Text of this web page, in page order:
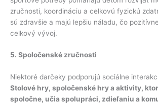
zručnosti, koordináciu a celkovú fyzickú
sú zdravšie a majú lepšiu náladu, čo
celkový vývoj.
5. Spoločenské zručnosti
Niektoré darčeky podporujú sociálne
Stolové hry, spoločenské hry a aktivity,
spoločne, učia spolupráci, zdieľaniu a